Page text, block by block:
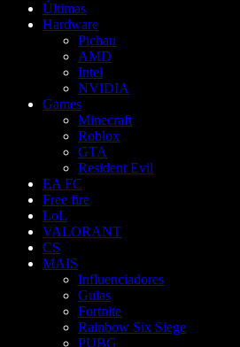
Últimas
Hardware
Pichau
AMD
Intel
NVIDIA
Games
Minecraft
Roblox
GTA
Resident Evil
EA FC
Free fire
LoL
VALORANT
CS
MAIS
Influenciadores
Guias
Fortnite
Rainbow Six Siege
PUBG